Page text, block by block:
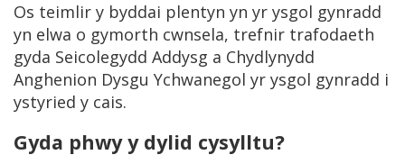
Os teimlir y byddai plentyn yn yr ysgol gynradd
yn elwa o gymorth cwnsela, trefnir trafodaeth
gyda Seicolegydd Addysg a Chydlynydd
Anghenion Dysgu Ychwanegol yr ysgol gynradd i
ystyried y cais.
Gyda phwy y dylid cysylltu?